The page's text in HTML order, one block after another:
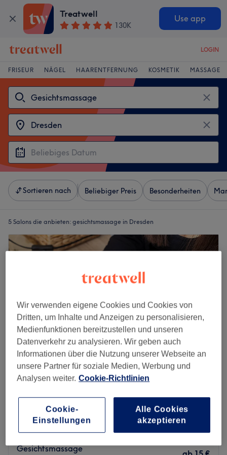
Treatwell
130K
Use app
LOGIN
FRISEUR NÄGEL HAARENTFERNUNG KOSMETIK MASSAGE
Sortieren nach Beliebiger Preis Besonderheiten
5 Salons die anbieten: gesichtsmassage in Dresden
Royal Lash Nails
Briesnitz, Dresden
Auf Karte anzeigen
Gesicht- & Kopfmassage
15 Min. - 30 Min.
ab
Gesichtsmassage
Wir verwenden eigene Cookies und Cookies von
Dritten, um Inhalte und Anzeigen zu personalisieren,
Medienfunktionen bereitzustellen und unseren
Datenverkehr zu analysieren. Wir geben auch
Informationen über die Nutzung unserer Webseite an
unsere Partner für soziale Medien, Werbung und
Analysen weiter. Cookie-Richtlinien
Cookie-
Einstellungen
Alle Cookies
akzeptieren